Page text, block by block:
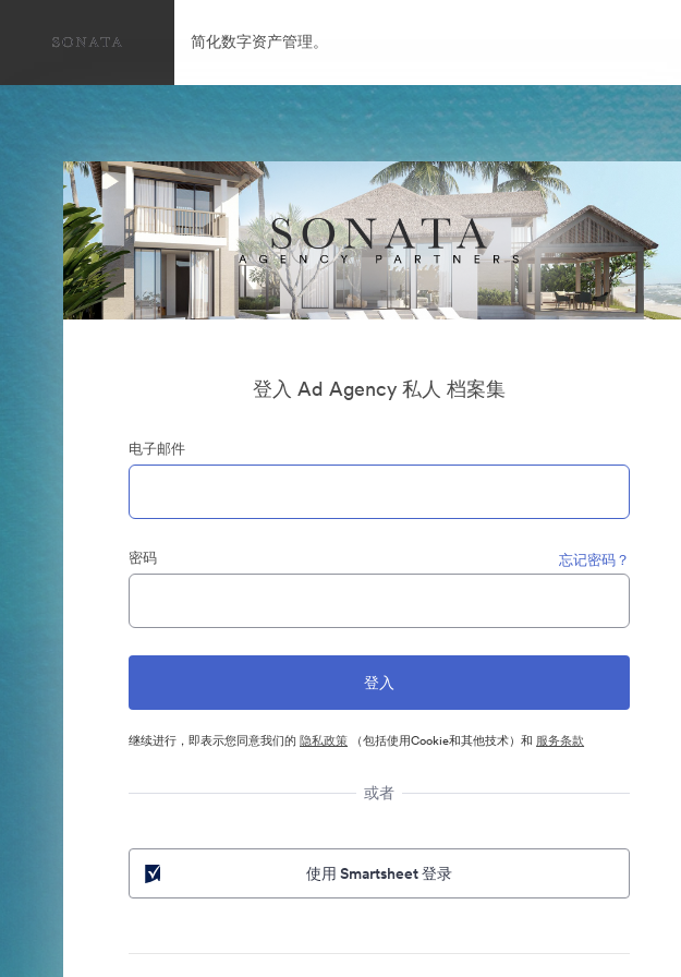
简化数字资产管理。
登入 Ad Agency 私人 档案集
电子邮件
密码 忘记密码？
继续进行，即表示您同意我们的隐私政策 （包括使用Cookie和其他技术）和 服务条款
或者
使用 Smartsheet 登录